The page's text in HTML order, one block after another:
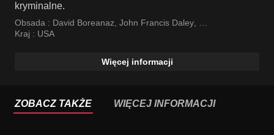
kryminalne.
Obsada : David Boreanaz, John Francis Daley,
Jonathan Adams
Kraj : USA
Więcej informacji
ZOBACZ TAKŻE WIĘCEJ INFORMACJI